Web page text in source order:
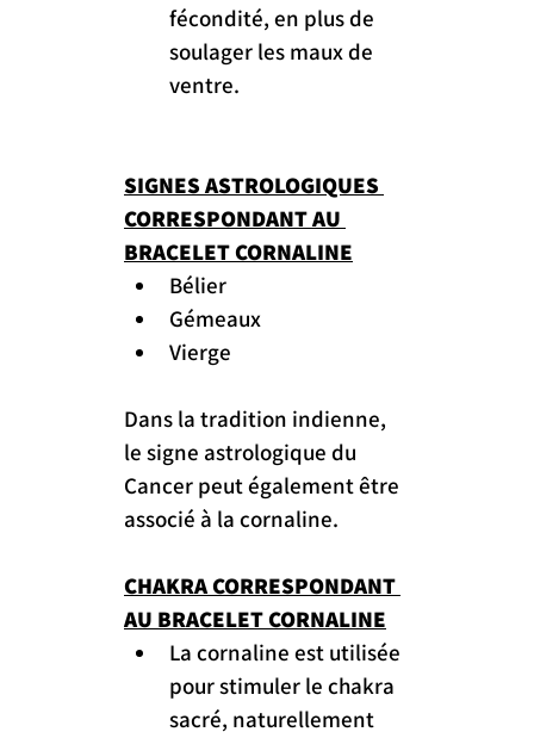
fécondité, en plus de
soulager les maux de
ventre.
SIGNES ASTROLOGIQUES
CORRESPONDANT AU
BRACELET CORNALINE
Bélier
Gémeaux
Vierge
Dans la tradition indienne,
le signe astrologique du
Cancer peut également être
associé à la cornaline.
CHAKRA CORRESPONDANT
AU BRACELET CORNALINE
La cornaline est utilisée
pour stimuler le chakra
sacré, naturellement